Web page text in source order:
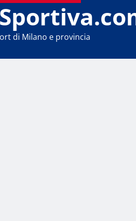
di Milano e provincia